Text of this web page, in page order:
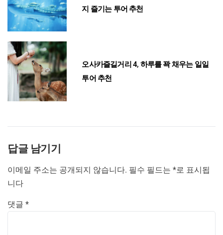
지 즐기는 투어 추천
오사카즐길거리 4, 하루를 꽉 채우는 일일
투어 추천
답글 남기기
이메일 주소는 공개되지 않습니다. 필수 필드는 *로 표시됩
니다
댓글 *